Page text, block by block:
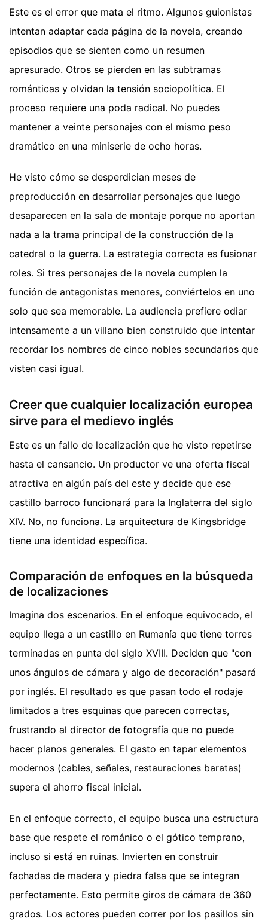
Este es el error que mata el ritmo. Algunos guionistas
intentan adaptar cada página de la novela, creando
episodios que se sienten como un resumen
apresurado. Otros se pierden en las subtramas
románticas y olvidan la tensión sociopolítica. El
proceso requiere una poda radical. No puedes
mantener a veinte personajes con el mismo peso
dramático en una miniserie de ocho horas.
He visto cómo se desperdician meses de
preproducción en desarrollar personajes que luego
desaparecen en la sala de montaje porque no aportan
nada a la trama principal de la construcción de la
catedral o la guerra. La estrategia correcta es fusionar
roles. Si tres personajes de la novela cumplen la
función de antagonistas menores, conviértelos en uno
solo que sea memorable. La audiencia prefiere odiar
intensamente a un villano bien construido que intentar
recordar los nombres de cinco nobles secundarios que
visten casi igual.
Creer que cualquier localización europea
sirve para el medievo inglés
Este es un fallo de localización que he visto repetirse
hasta el cansancio. Un productor ve una oferta fiscal
atractiva en algún país del este y decide que ese
castillo barroco funcionará para la Inglaterra del siglo
XIV. No, no funciona. La arquitectura de Kingsbridge
tiene una identidad específica.
Comparación de enfoques en la búsqueda
de localizaciones
Imagina dos escenarios. En el enfoque equivocado, el
equipo llega a un castillo en Rumanía que tiene torres
terminadas en punta del siglo XVIII. Deciden que "con
unos ángulos de cámara y algo de decoración" pasará
por inglés. El resultado es que pasan todo el rodaje
limitados a tres esquinas que parecen correctas,
frustrando al director de fotografía que no puede
hacer planos generales. El gasto en tapar elementos
modernos (cables, señales, restauraciones baratas)
supera el ahorro fiscal inicial.
En el enfoque correcto, el equipo busca una estructura
base que respete el románico o el gótico temprano,
incluso si está en ruinas. Invierten en construir
fachadas de madera y piedra falsa que se integran
perfectamente. Esto permite giros de cámara de 360
grados. Los actores pueden correr por los pasillos sin